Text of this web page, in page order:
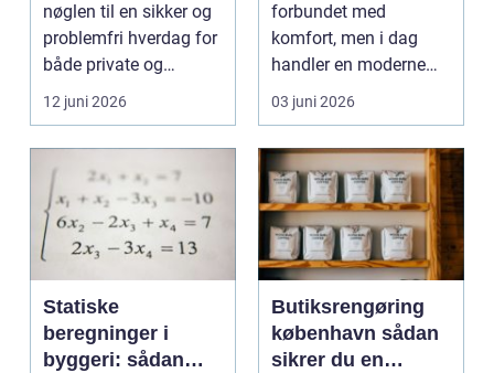
nøglen til en sikker og
problemfri hverdag for
både private og
virksomheder, de...
12 juni 2026
forbundet med
komfort, men i dag
handler en moderne
elevator lige så meg...
03 juni 2026
Statiske
beregninger i
byggeri: sådan
Butiksrengøring
københavn sådan
sikrer du en